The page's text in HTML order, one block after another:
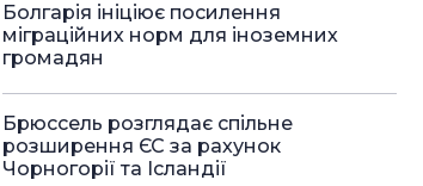
Болгарія ініціює посилення
міграційних норм для іноземних
громадян
Брюссель розглядає спільне
розширення ЄС за рахунок
Чорногорії та Ісландії